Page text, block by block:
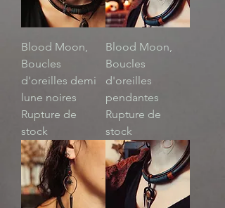
Blood Moon,
Boucles
d'oreilles demi
lune noires
Rupture de
stock
Blood Moon,
Boucles
d'oreilles
pendantes
Rupture de
stock